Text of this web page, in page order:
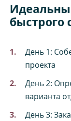
быстрого
День 1:
проекта
День 2:
варианта
День 3: